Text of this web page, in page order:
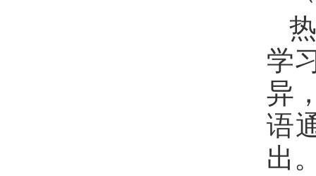
学
异
语
出